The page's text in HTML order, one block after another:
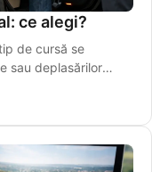
ce alegi?
de cursă se
sau deplasărilor